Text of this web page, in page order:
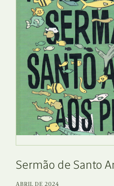
Sermão de Santo
ABRIL DE 2024